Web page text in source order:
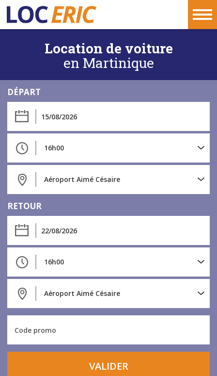
LOCERIC
Martinique
Location de voiture
en Martinique
DÉPART
16h00
Aéroport Aimé Césaire
RETOUR
16h00
Aéroport Aimé Césaire
VALIDER